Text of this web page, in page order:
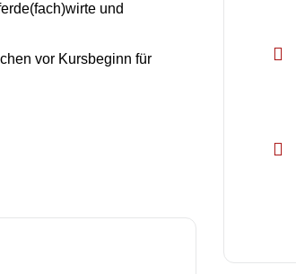
und
vor Kursbeginn für